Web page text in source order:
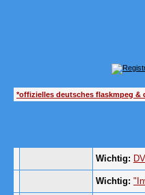
*offizielles deutsches flaskmpeg &
Wichtig:
Wichtig: